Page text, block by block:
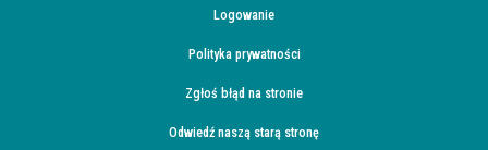
Logowanie
Polityka prywatności
Zgłoś błąd na stronie
Odwiedź naszą starą stronę